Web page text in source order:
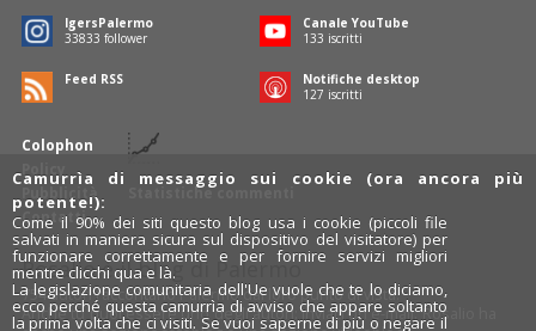
Colophon
Policy
Pubblicità
Contatti
Statistiche commenti
IgersPalermo
34673 follower
Canale YouTube
136 iscritti
Feed RSS
Notifiche desktop
130 iscritti
Rosalio è il blog di Palermo
754 autoriraccontano Palermo dal loro punto di vista.
Anche tu puoi essere uno degli autori: inviaci un' e-mail. Rosalio ha
Camurrìa di messaggio sui cookie (ora ancora più
potente!):
Come il 90% dei siti questo blog usa i cookie (piccoli file
salvati in maniera sicura sul dispositivo del visitatore) per
funzionare correttamente e per fornire servizi migliori
mentre clicchi qua e là.
La legislazione comunitaria dell'Ue vuole che te lo diciamo,
ecco perché questa camurrìa di avviso che appare soltanto
la prima volta che ci visiti. Se vuoi saperne di più o negare il